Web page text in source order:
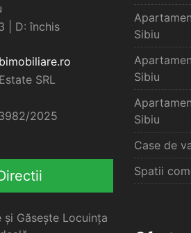
| D: închis
SRL
2025
Găsește Locuința
Sibiu
Sibiu
Sibiu
Case de
Spatii